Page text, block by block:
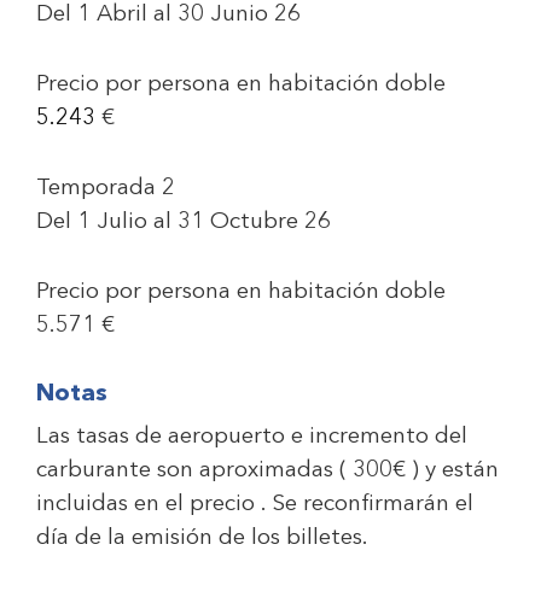
Del 1 Abril al 30 Junio 26
Precio por persona en habitación doble
5.243 €
Temporada 2
Del 1 Julio al 31 Octubre 26
Precio por persona en habitación doble
5.571 €
Notas
Las tasas de aeropuerto e incremento del
carburante son aproximadas ( 300€ ) y están
incluidas en el precio . Se reconfirmarán el
día de la emisión de los billetes.